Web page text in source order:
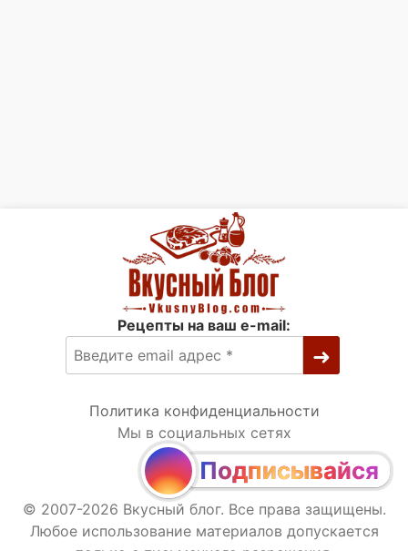
Рецепты на ваш e-mail:
Политика конфиденциальности
Мы в социальных сетях
Подписывайся
© 2007-2026 Вкусный блог. Все права защищены.
Любое использование материалов допускается